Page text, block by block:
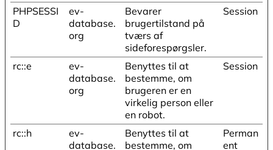
PHPSESSI
D
ev-
database.
org
Bevarer
brugertilstand på
tværs af
sideforespørgsler.
Session
rc::e
ev-
database.
org
Benyttes til at
bestemme, om
brugeren er en
virkelig person eller
en robot.
Session
rc::h
ev-
database.
Benyttes til at
bestemme, om
Perman
ent